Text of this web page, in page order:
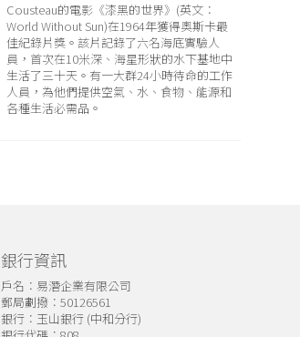
Cousteau的電影《漆黑的世界》(英文：
World Without Sun)在1964年獲得奧斯卡最
佳紀錄片獎。該片記錄了六名海底實驗人
員，首次在10米深、海星形狀的水下基地中
生活了三十天。有一大群24小時待命的工作
人員，為他們提供空氣、水、食物、能源和
各種生活必需品。
銀行資訊
戶名：易潛企業有限公司
郵局劃撥：50126561
銀行：玉山銀行 (中和分行)